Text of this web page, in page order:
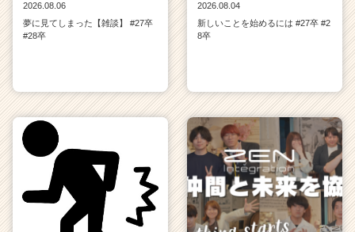
2026.08.06
夢に見てしまった【雑談】 #27卒
#28卒
2026.08.04
新しいことを始めるには #27卒 #2
8卒